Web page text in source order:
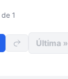
1
Última »